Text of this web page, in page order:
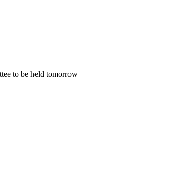
to be held tomorrow